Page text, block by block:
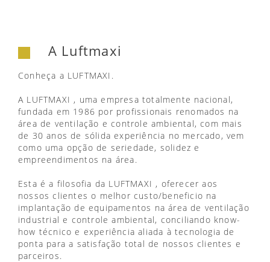
A Luftmaxi
Conheça a LUFTMAXI.
A LUFTMAXI , uma empresa totalmente nacional,
fundada em 1986 por profissionais renomados na
área de ventilação e controle ambiental, com mais
de 30 anos de sólida experiência no mercado, vem
como uma opção de seriedade, solidez e
empreendimentos na área.
Esta é a filosofia da LUFTMAXI , oferecer aos
nossos clientes o melhor custo/beneficio na
implantação de equipamentos na área de ventilação
industrial e controle ambiental, conciliando know-
how técnico e experiência aliada à tecnologia de
ponta para a satisfação total de nossos clientes e
parceiros.